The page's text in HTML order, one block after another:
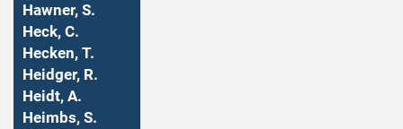
Hawner, S.
Heck, C.
Hecken, T.
Heidger, R.
Heidt, A.
Heimbs, S.